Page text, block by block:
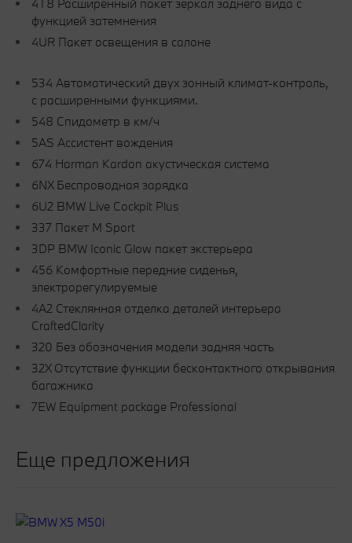
4T8 Расширенный пакет зеркал заднего вида с
функцией затемнения
4UR Пакет освещения в салоне
534 Автоматический двух зонный климат-контроль,
с расширенными функциями.
548 Спидометр в км/ч
5AS Ассистент вождения
674 Harman Kardon акустическая система
6NX Беспроводная зарядка
6U2 BMW Live Cockpit Plus
337 Пакет M Sport
3DP BMW Iconic Glow пакет экстерьера
456 Комфортные передние сиденья,
электрорегулируемые
4A2 Стеклянная отделка деталей интерьера
CraftedClarity
320 Без обозначения модели задняя часть
32X Отсутствие функции бесконтактного открывания
багажника
7EW Equipment package Professional
Еще предложения